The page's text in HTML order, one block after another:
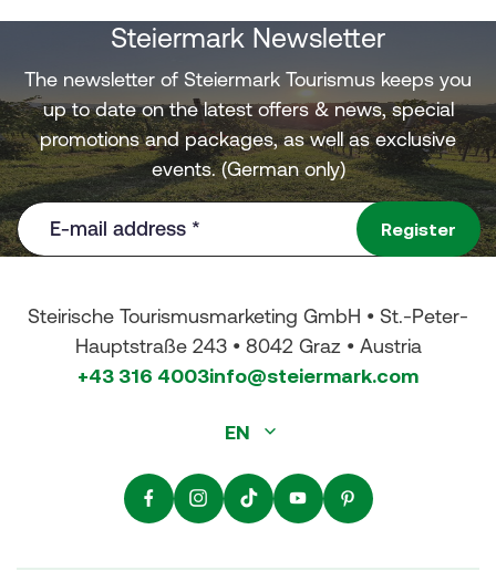
Steiermark Newsletter
The newsletter of Steiermark Tourismus keeps you
up to date on the latest offers & news, special
promotions and packages, as well as exclusive
events. (German only)
E-mail address * Register
Steirische Tourismusmarketing GmbH • St.-Peter-
Hauptstraße 243 • 8042 Graz • Austria
+43 316 4003info@steiermark.com
EN